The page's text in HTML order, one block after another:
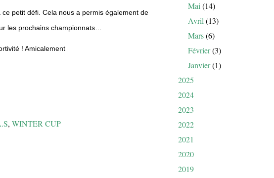
petit défi. Cela nous a permis également de
les prochains championnats…
! Amicalement
, WINTER CUP
Mai (14)
Avril (13)
Mars(6)
Février(3)
Janvier(1)
2025
2024
2023
2022
2021
2020
2019